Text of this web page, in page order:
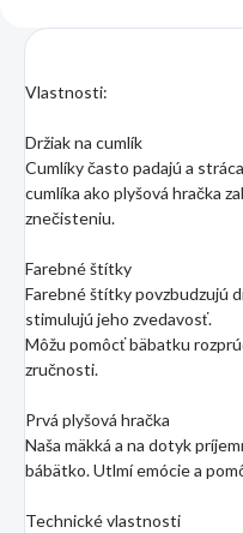
Vlastnosti:
Držiak na cumlík
Cumlíky často padajú a
cumlíka ako plyšová hračka
znečisteniu.
Farebné štítky
Farebné štítky povzbudzujú
stimulujú jeho zvedavosť.
Môžu pomôcť bäbatku
zručnosti.
Prvá plyšová hračka
Naša mäkká a na dotyk
bábätko. Utlmí emócie a
Technické vlastnosti